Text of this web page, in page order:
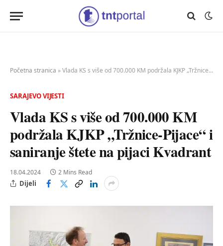
Početna stranica »Vlada KS s više od 700.000 KM podržala KJKP „Tržnice-Pijace“ i saniranje štete na pijaci Kvadrant
SARAJEVO VIJESTI
Vlada KS s više od 700.000 KM
podržala KJKP „Tržnice-Pijace“ i
saniranje štete na pijaci Kvadrant
18.04.2024 2 Mins Read
Dijeli